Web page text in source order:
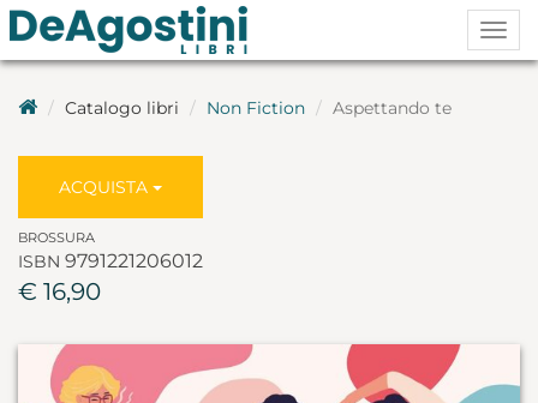
Catalogo libri Non Fiction Aspettando te
ACQUISTA
BROSSURA
ISBN 9791221206012
€ 16,90